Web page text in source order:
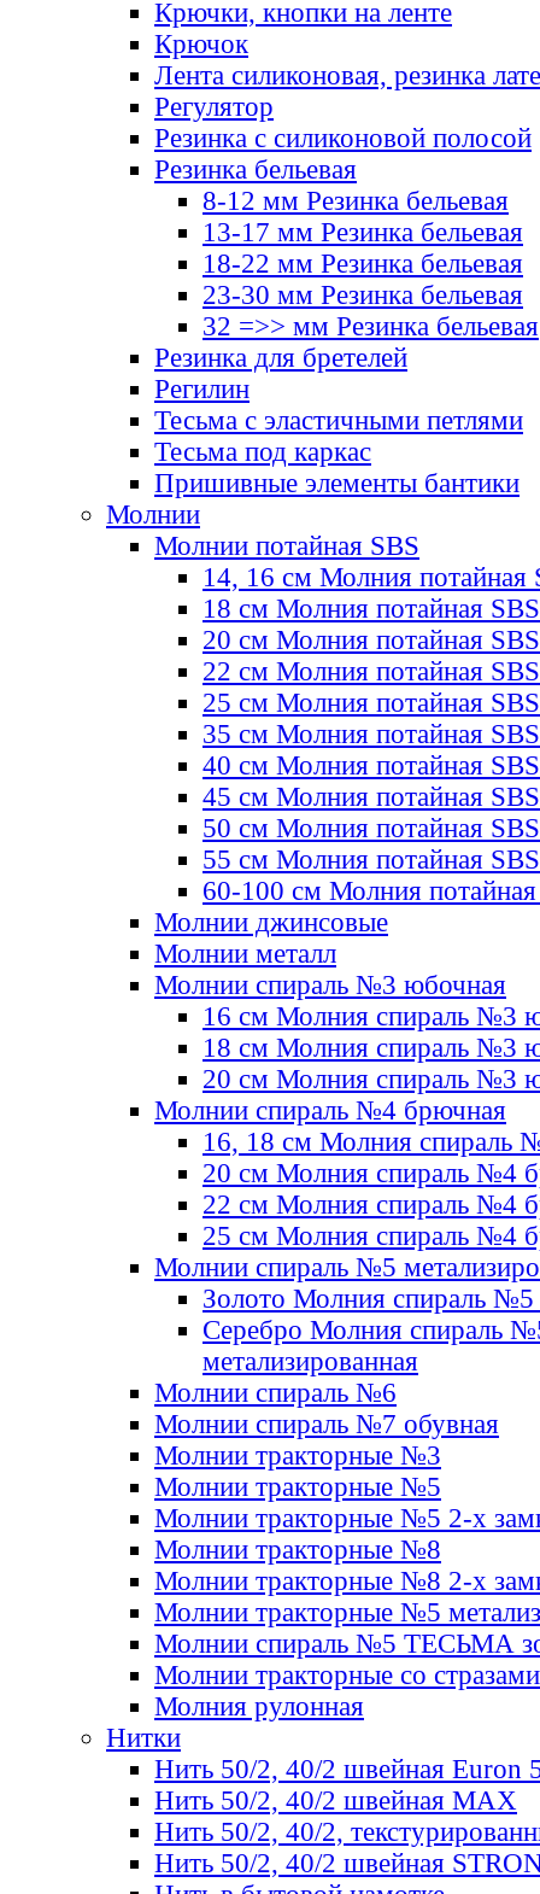
Крючки, кнопки на ленте
Крючок
Лента силиконовая, резинка
Регулятор
Резинка с силиконовой полосой
Резинка бельевая
8-12 мм Резинка бельевая
13-17 мм Резинка бельевая
18-22 мм Резинка бельевая
23-30 мм Резинка бельевая
32 =>> мм Резинка бельевая
Резинка для бретелей
Регилин
Тесьма с эластичными петлями
Тесьма под каркас
Пришивные элементы бантики
Молнии
Молнии потайная SBS
14, 16 см Молния потайная
18 см Молния потайная SBS
20 см Молния потайная SBS
22 см Молния потайная SBS
25 см Молния потайная SBS
35 см Молния потайная SBS
40 см Молния потайная SBS
45 см Молния потайная SBS
50 см Молния потайная SBS
55 см Молния потайная SBS
60-100 см Молния
Молнии джинсовые
Молнии металл
Молнии спираль №3 юбочная
16 см Молния спираль №3
18 см Молния спираль №3
20 см Молния спираль №3
Молнии спираль №4 брючная
16, 18 см Молния спираль
20 см Молния спираль №4
22 см Молния спираль №4
25 см Молния спираль №4
Молнии спираль №5
Золото Молния спираль №5
Серебро Молния спираль
метализированная
Молнии спираль №6
Молнии спираль №7 обувная
Молнии тракторные №3
Молнии тракторные №5
Молнии тракторные №5 2-х
Молнии тракторные №8
Молнии тракторные №8 2-х
Молнии тракторные №5
Молнии спираль №5 ТЕСЬМА
Молнии тракторные со стразами
Молния рулонная
Нитки
Нить 50/2, 40/2 швейная Euron
Нить 50/2, 40/2 швейная МАХ
Нить 50/2, 40/2,
Нить 50/2, 40/2 швейная